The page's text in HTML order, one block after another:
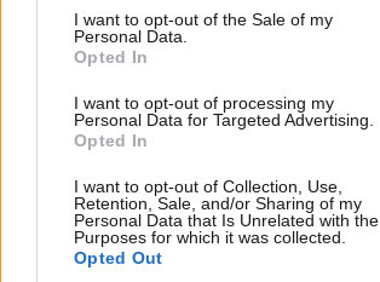
consent section.
I want to opt-out of the Sale of my
Personal Data.
Opted In
I want to opt-out of processing my
Personal Data for Targeted Advertising.
Opted In
I want to opt-out of Collection, Use,
Retention, Sale, and/or Sharing of my
Personal Data that Is Unrelated with the
Purposes for which it was collected.
Opted Out
Xαρακτήρες: 0/1000